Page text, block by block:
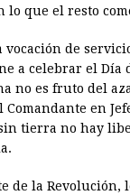
lo que el resto
vocación de
a celebrar el Día
no es fruto del
en
tierra no hay
de la Revolución,